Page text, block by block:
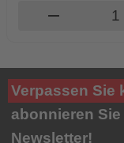
remove
Verpassen Sie
abonnieren
Newsletter!